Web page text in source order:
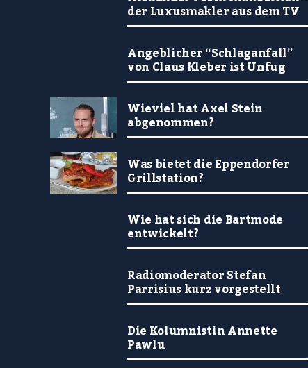
der Luxusmakler aus dem TV
Angeblicher “Schlaganfall”
von Claus Kleber ist Unfug
Wieviel hat Axel Stein
abgenommen?
Was bietet die Eppendorfer
Grillstation?
Wie hat sich die Bartmode
entwickelt?
Radiomoderator Stefan
Parrisius kurz vorgestellt
Die Kolumnistin Annette
Pawlu